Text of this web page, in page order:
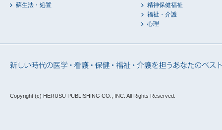
蘇生法・処置
精神保健福祉
福祉・介護
心理
Copyright (c) HERUSU PUBLISHING CO., INC. All Rights Reserved.